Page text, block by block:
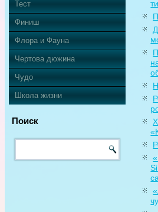
Тест
Финиш
Флора и Фауна
Чертова дюжина
Чудо
Школа жизни
Поиск